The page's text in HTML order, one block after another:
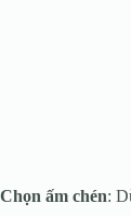
Chọn ấm chén: